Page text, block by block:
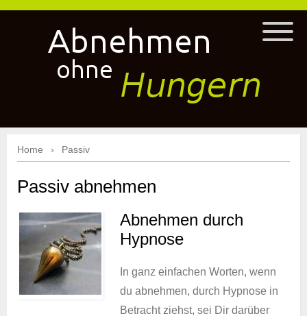
Home Passiv
Passiv abnehmen
Abnehmen durch
Hypnose
In ganz einfachen Worten, wenn
du abnehmen, durch Hypnose in
Betracht ziehst, sei Dir darüber